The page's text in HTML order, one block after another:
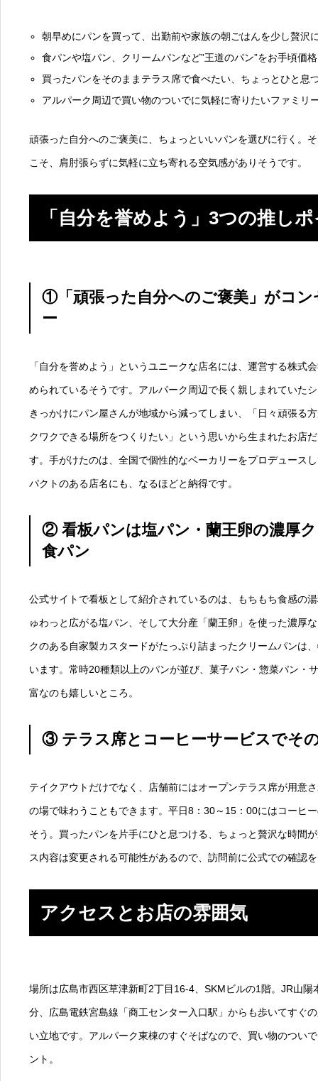
朝早めにパンを買って、出勤前や家族の朝ごはんを少し贅沢
食パンや塩パン、クリームパンなど”王道のパン”をお手頃価
買ったパンをそのままテラス席で食べたい、ちょっとひと息
アルパーク周辺で買い物のついでに気軽に寄りたいファミリ
頑張った自分へのご褒美に、ちょっといいパンを選びに行く。
こそ、肩肘張らずに気軽に立ち寄れる空気感がありそうです。
「自分を誉めよう」3つの推し
①「頑張った自分へのご褒美」がコ
ー
「自分を誉めよう」というユニークな店名には、運営する株式
められているそうです。アルパーク周辺で長く親しまれていた
きっかけにパン屋さんが地域から減ってしまい、「日々頑張る
クワクできる場所をつくりたい」という思いから生まれたお店
す。手がけたのは、全国で個性的なベーカリーをプロデュース
パクトのある店名にも、なるほどと納得です。
② 看板パンは塩パン・蘭王卵の濃厚
食パン
公式サイトで看板として紹介されているのは、もちもち食感の
ゅわっと広がる塩パン、そして大分産「蘭王卵」を使った濃厚
クのある自家製カスタードがたっぷり詰まったクリームパンは
います。常時20種類以上のパンが並び、菓子パン・惣菜パン・
富なのも嬉しいところ。
③ テラス席とコーヒーサービスでそ
テイクアウトだけでなく、店舗前にはオープンテラス席が用意
の場で味わうこともできます。平日8：30～15：00にはコーヒ
そう。買ったパンを片手にひと息つける、ちょっと贅沢な時間
ス内容は変更される可能性があるので、訪問前に公式での確認
アクセスとお店の雰囲気
場所は広島市西区草津新町2丁目16-4、SKMビルの1階。JR山陽
分、広島電鉄宮島線「商工センター入口駅」からも歩いてすぐ
い立地です。アルパーク東棟のすぐそばなので、買い物のつい
ント。